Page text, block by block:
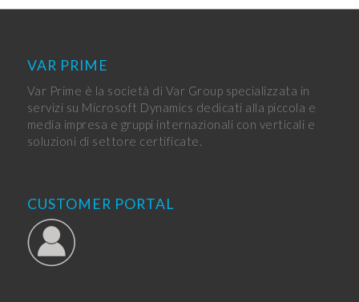
VAR PRIME
Var Prime è la società di Var Group specializzata in
servizi su Microsoft Dynamics dedicati alla piccola e
media impresa e gruppi internazionali con verticali e
soluzioni di settore certificate.
CUSTOMER PORTAL